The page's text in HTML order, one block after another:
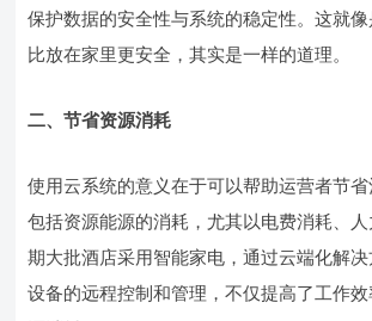
保护数据的安全性与系统的稳定性。这就
比放在家里更安全，其实是一样的道理。
二、节省资源消耗
使用云系统的意义在于可以帮助运营者节
包括资源能源的消耗，尤其以电费消耗、
期大批酒店采用智能家电，通过云端化解
设备的远程控制和管理，不仅提高了工作